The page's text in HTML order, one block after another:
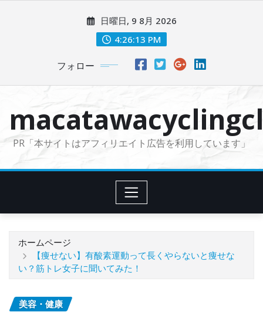
に
日曜日, 9 8月 2026
4:26:15 PM
フォロー
PR「本サイトはアフィリエイト広告を利用しています」
ホームページ
【痩せない】有酸素運動って長くやらないと痩せな
い？筋トレ女子に聞いてみた！
美容・健康